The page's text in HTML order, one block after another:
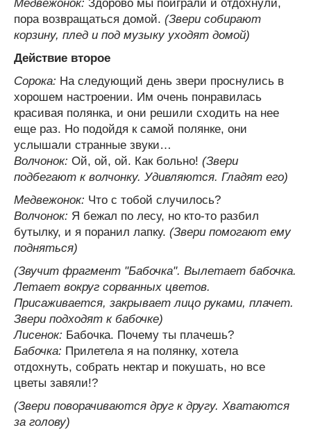
Медвежонок: Здорово мы поиграли и отдохнули,
пора возвращаться домой. (Звери собирают
корзину, плед и под музыку уходят домой)
Действие второе
Сорока: На следующий день звери проснулись в
хорошем настроении. Им очень понравилась
красивая полянка, и они решили сходить на нее
еще раз. Но подойдя к самой полянке, они
услышали странные звуки…
Волчонок: Ой, ой, ой. Как больно! (Звери
подбегают к волчонку. Удивляются. Гладят его)
Медвежонок: Что с тобой случилось?
Волчонок: Я бежал по лесу, но кто-то разбил
бутылку, и я поранил лапку. (Звери помогают ему
подняться)
(Звучит фрагмент "Бабочка". Вылетает бабочка.
Летает вокруг сорванных цветов.
Присаживается, закрывает лицо руками, плачет.
Звери подходят к бабочке)
Лисенок: Бабочка. Почему ты плачешь?
Бабочка: Прилетела я на полянку, хотела
отдохнуть, собрать нектар и покушать, но все
цветы завяли!?
(Звери поворачиваются друг к другу. Хватаются
за голову)